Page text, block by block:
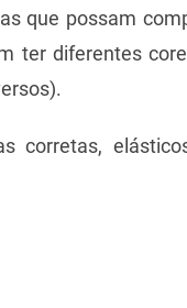
que possam
ter diferentes
corretas,